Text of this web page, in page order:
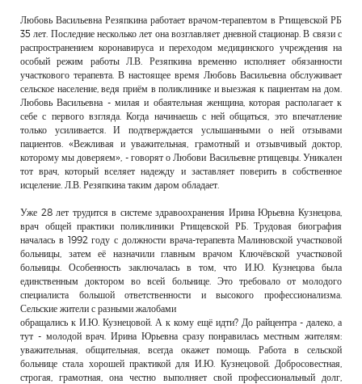
Любовь Васильевна Резяпкина работает врачом-терапевтом в Ртищевской РБ
35 лет. Последние несколько лет она возглавляет дневной стационар. В связи с
распространением коронавируса и переходом медицинского учреждения на
особый режим работы Л.В. Резяпкина временно исполняет обязанности
участкового терапевта. В настоящее время Любовь Васильевна обслуживает
сельское население, ведя приём в поликлинике и выезжая к пациентам на дом.
Любовь Васильевна - милая и обаятельная женщина, которая располагает к
себе с первого взгляда. Когда начинаешь с ней общаться, это впечатление
только усиливается. И подтверждается услышанными о ней отзывами
пациентов. «Вежливая и уважительная, грамотный и отзывчивый доктор,
которому мы доверяем», - говорят о Любови Васильевне ртищевцы. Уникален
тот врач, который вселяет надежду и заставляет поверить в собственное
исцеление. Л.В. Резяпкина таким даром обладает.
Уже 28 лет трудится в системе здравоохранения Ирина Юрьевна Кузнецова,
врач общей практики поликлиники Ртищевской РБ. Трудовая биография
началась в 1992 году с должности врача-терапевта Малиновской участковой
больницы, затем её назначили главным врачом Ключёвской участковой
больницы. Особенность заключалась в том, что И.Ю. Кузнецова была
единственным доктором во всей больнице. Это требовало от молодого
специалиста большой ответственности и высокого профессионализма.
Сельские жители с разными жалобами
обращались к И.Ю. Кузнецовой. А к кому ещё идти? До райцентра - далеко, а
тут - молодой врач. Ирина Юрьевна сразу понравилась местным жителям:
уважительная, общительная, всегда окажет помощь. Работа в сельской
больнице стала хорошей практикой для И.Ю. Кузнецовой. Добросовестная,
строгая, грамотная, она честно выполняет свой профессиональный долг,